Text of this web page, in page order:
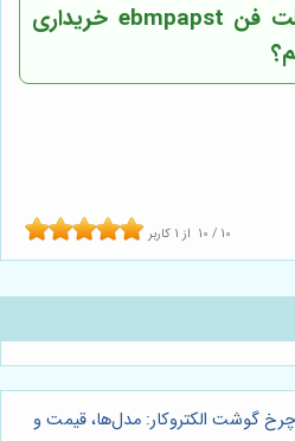
چگونه می‌توانم از اصالت فن ebmpapst خریداری
10 / 10 از 1 کاربر
گوشت الکتروکار: مدل‌ها، قیمت و